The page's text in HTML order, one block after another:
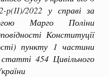
2022 у справі за
Марго Поліни
Конституції
пункту 1 частини
454 Цивільного